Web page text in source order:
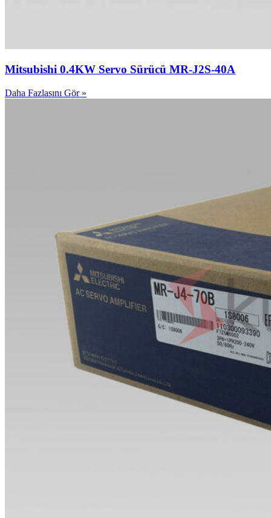
Mitsubishi 0.4KW Servo Sürücü MR-J2S-40A
Daha Fazlasını Gör »